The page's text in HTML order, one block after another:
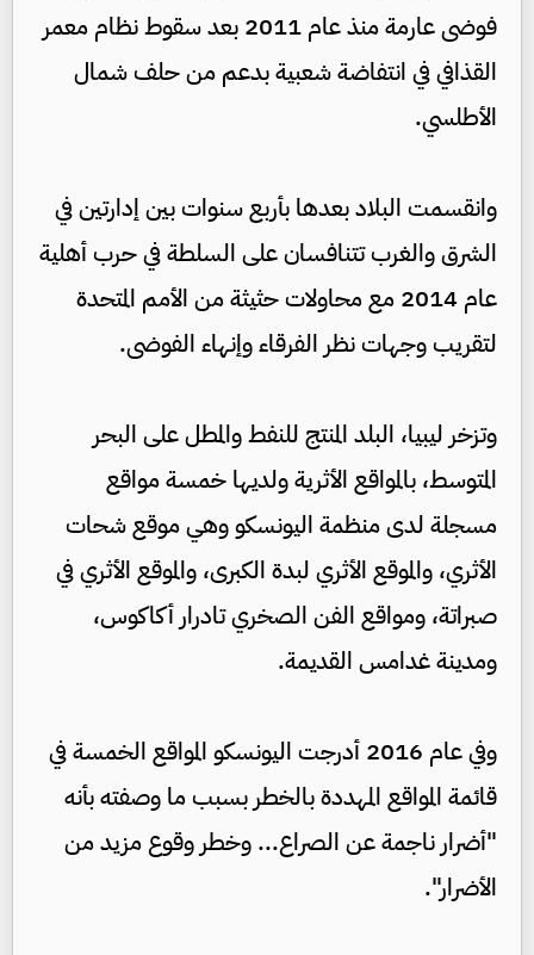
فوضى عارمة منذ عام 2011 بعد سقوط نظام معمر
القذافي في انتفاضة شعبية بدعم من حلف شمال
الأطلسي.
وانقسمت البلاد بعدها بأربع سنوات بين إدارتين في
الشرق والغرب تتنافسان على السلطة في حرب أهلية
عام 2014 مع محاولات حثيثة من الأمم المتحدة
لتقريب وجهات نظر الفرقاء وإنهاء الفوضى.
وتزخر ليبيا، البلد المنتج للنفط والمطل على البحر
المتوسط، بالمواقع الأثرية ولديها خمسة مواقع
مسجلة لدى منظمة اليونسكو وهي موقع شحات
الأثري، والموقع الأثري لبدة الكبرى، والموقع الأثري في
صبراتة، ومواقع الفن الصخري تادرار أكاكوس،
ومدينة غدامس القديمة.
وفي عام 2016 أدرجت اليونسكو المواقع الخمسة في
قائمة المواقع المهددة بالخطر بسبب ما وصفته بأنه
"أضرار ناجمة عن الصراع... وخطر وقوع مزيد من
الأضرار".